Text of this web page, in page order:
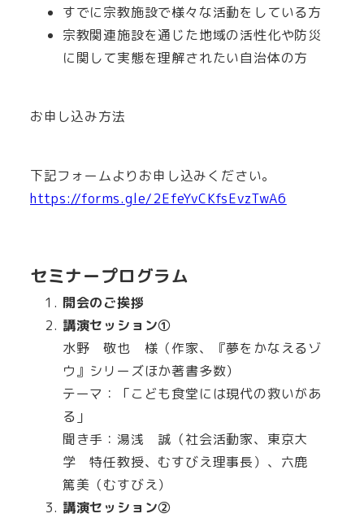
すでに宗教施設で様々な活動をしている方
宗教関連施設を通じた地域の活性化や防災
に関して実態を理解されたい自治体の方
お申し込み方法
下記フォームよりお申し込みください。
https://forms.gle/2EfeYvCKfsEvzTwA6
セミナープログラム
開会のご挨拶
講演セッション①
水野 敬也 様（作家、『夢をかなえるゾ
ウ』シリーズほか著書多数）
テーマ：「こども食堂には現代の救いがあ
る」
聞き手：湯浅 誠（社会活動家、東京大
学 特任教授、むすびえ理事長）、六鹿
篤美（むすびえ）
講演セッション②